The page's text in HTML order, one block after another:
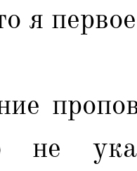
я
не